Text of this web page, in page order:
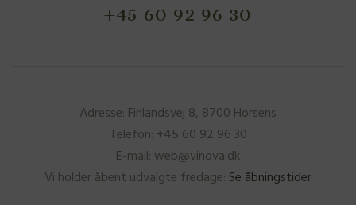
+45 60 92 96 30
Adresse: Finlandsvej 8, 8700 Horsens
Telefon: +45 60 92 96 30
E-mail: web@vinova.dk
Vi holder åbent udvalgte fredage: Se åbningstider